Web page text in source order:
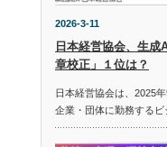
2026-3-11
日本経営協会、生成
章校正」１位は？
日本経営協会は、2025
企業・団体に勤務する